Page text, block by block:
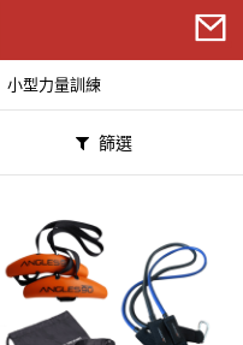
小型力量訓練
篩選